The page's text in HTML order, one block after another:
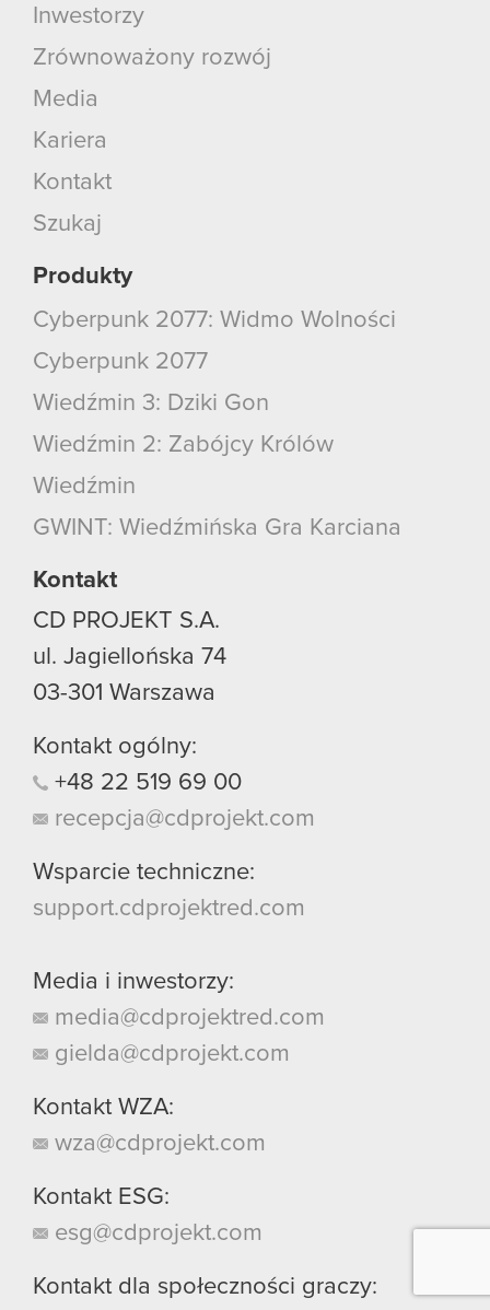
Inwestorzy
Zrównoważony rozwój
Media
Kariera
Kontakt
Szukaj
Produkty
Cyberpunk 2077: Widmo Wolności
Cyberpunk 2077
Wiedźmin 3: Dziki Gon
Wiedźmin 2: Zabójcy Królów
Wiedźmin
GWINT: Wiedźmińska Gra Karciana
Kontakt
CD PROJEKT S.A.
ul. Jagiellońska 74
03-301 Warszawa
Kontakt ogólny:
+48 22 519 69 00
recepcja@cdprojekt.com
Wsparcie techniczne:
support.cdprojektred.com
Media i inwestorzy:
media@cdprojektred.com
gielda@cdprojekt.com
Kontakt WZA:
wza@cdprojekt.com
Kontakt ESG:
esg@cdprojekt.com
Kontakt dla społeczności graczy: